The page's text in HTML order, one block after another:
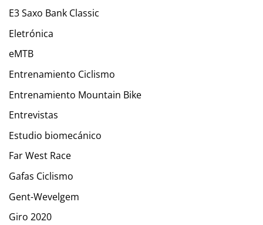
E3 Saxo Bank Classic
Eletrónica
eMTB
Entrenamiento Ciclismo
Entrenamiento Mountain Bike
Entrevistas
Estudio biomecánico
Far West Race
Gafas Ciclismo
Gent-Wevelgem
Giro 2020